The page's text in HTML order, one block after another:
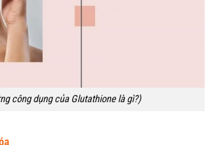
công dụng của Glutathione là gì?)